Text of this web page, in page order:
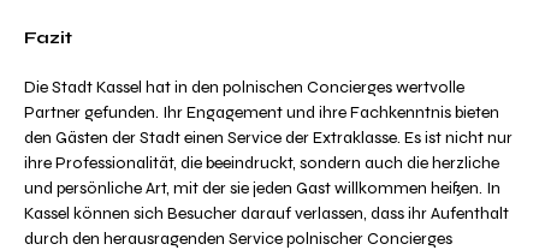
Fazit
Die Stadt Kassel hat in den polnischen Concierges wertvolle
Partner gefunden. Ihr Engagement und ihre Fachkenntnis bieten
den Gästen der Stadt einen Service der Extraklasse. Es ist nicht nur
ihre Professionalität, die beeindruckt, sondern auch die herzliche
und persönliche Art, mit der sie jeden Gast willkommen heißen. In
Kassel können sich Besucher darauf verlassen, dass ihr Aufenthalt
durch den herausragenden Service polnischer Concierges